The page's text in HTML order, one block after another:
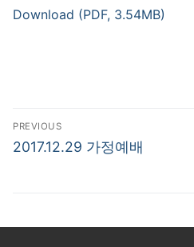
Download (PDF, 3.54MB)
글
탐
PREVIOUS
Previous
2017.12.29 가정예배